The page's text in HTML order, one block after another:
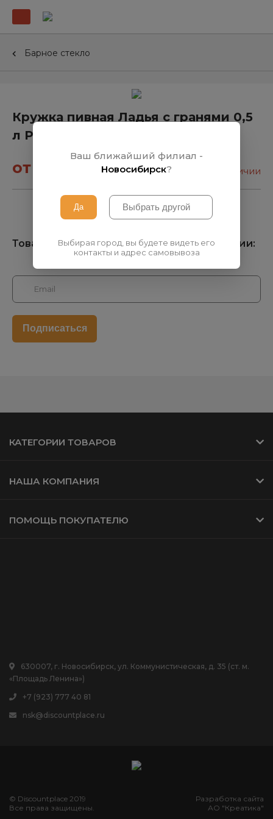
Барное стекло
Кружка пивная Ладья с гранями 0,5
л Россия (1144)
от 38₽ нет в наличии
Товара нет на складе, узнать о поступлении:
Ваш ближайший филиал -
Новосибирск?
Выбирая город, вы будете видеть его
контакты и адрес самовывоза
КАТЕГОРИИ ТОВАРОВ
НАША КОМПАНИЯ
ПОМОЩЬ ПОКУПАТЕЛЮ
630007, г. Новосибирск, ул. Коммунистическая, д. 35 (ст. м.
«Площадь Ленина»)
+7 (923) 777 40 81
nsk@discountplace.ru
© Discountplace 2019
Все права защищены.
Разработка сайта
АО "Креатика"